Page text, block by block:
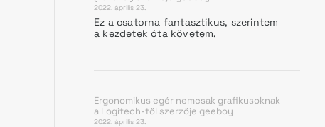
2022. április 23.
Ez a csatorna fantasztikus, szerintem
a kezdetek óta követem.
Ergonomikus egér nemcsak grafikusoknak
a Logitech-től szerzője geeboy
2022. április 23.